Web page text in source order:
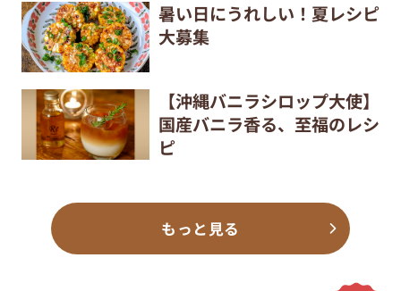
暑い日にうれしい！夏レシピ
大募集
【沖縄バニラシロップ大使】
国産バニラ香る、至福のレシ
ピ
もっと見る